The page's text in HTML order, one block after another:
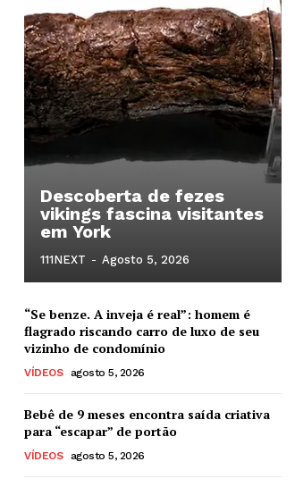
Descoberta de fezes
vikings fascina visitantes
em York
111NEXT - Agosto 5, 2026
“Se benze. A inveja é real”: homem é
flagrado riscando carro de luxo de seu
vizinho de condomínio
VÍDEOS agosto 5, 2026
Bebê de 9 meses encontra saída criativa
para “escapar” de portão
VÍDEOS agosto 5, 2026